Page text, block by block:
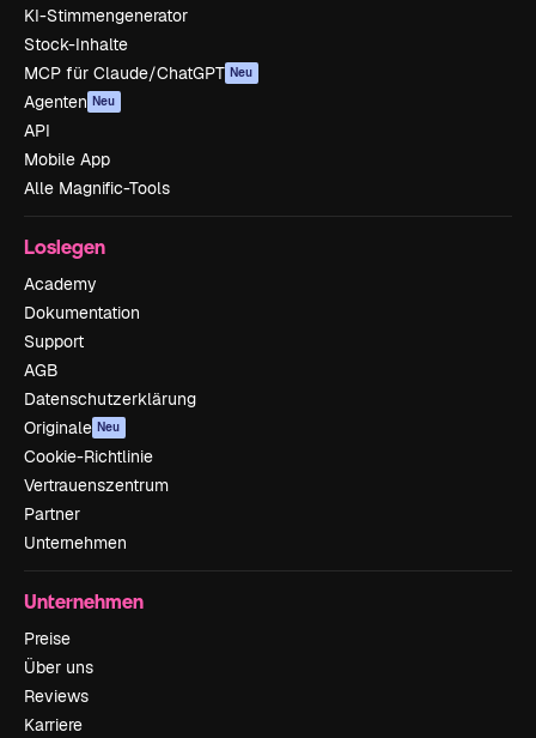
KI-Stimmengenerator
Stock-Inhalte
MCP für Claude/ChatGPT Neu
Agenten Neu
API
Mobile App
Alle Magnific-Tools
Loslegen
Academy
Dokumentation
Support
AGB
Datenschutzerklärung
Originale Neu
Cookie-Richtlinie
Vertrauenszentrum
Partner
Unternehmen
Unternehmen
Preise
Über uns
Reviews
Karriere